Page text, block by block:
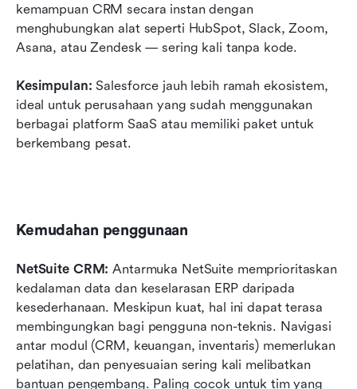
kemampuan CRM secara instan dengan
menghubungkan alat seperti HubSpot, Slack, Zoom,
Asana, atau Zendesk — sering kali tanpa kode.
Kesimpulan: Salesforce jauh lebih ramah ekosistem,
ideal untuk perusahaan yang sudah menggunakan
berbagai platform SaaS atau memiliki paket untuk
berkembang pesat.
Kemudahan penggunaan
NetSuite CRM: Antarmuka NetSuite memprioritaskan
kedalaman data dan keselarasan ERP daripada
kesederhanaan. Meskipun kuat, hal ini dapat terasa
membingungkan bagi pengguna non-teknis. Navigasi
antar modul (CRM, keuangan, inventaris) memerlukan
pelatihan, dan penyesuaian sering kali melibatkan
bantuan pengembang. Paling cocok untuk tim yang